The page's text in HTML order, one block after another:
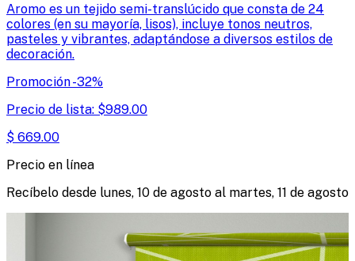
Aromo es un tejido semi-translúcido que consta de 24
colores (en su mayoría, lisos), incluye tonos neutros,
pasteles y vibrantes, adaptándose a diversos estilos de
decoración.
Promoción-32%
Precio de lista: $989.00
$ 669.00
Precio en línea
Recíbelo desde lunes, 10 de agosto al martes, 11 de agosto